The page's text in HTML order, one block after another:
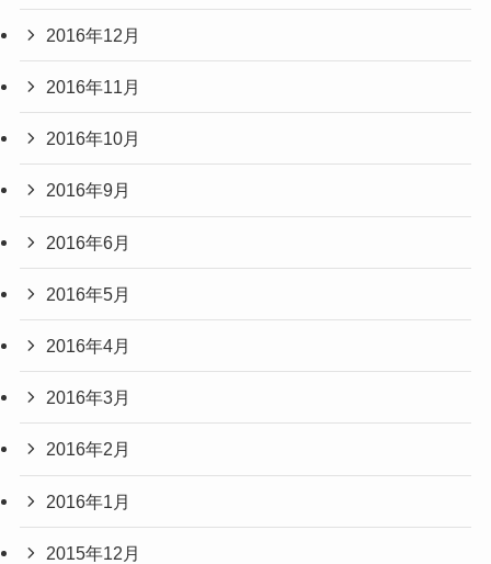
2016年12月
2016年11月
2016年10月
2016年9月
2016年6月
2016年5月
2016年4月
2016年3月
2016年2月
2016年1月
2015年12月